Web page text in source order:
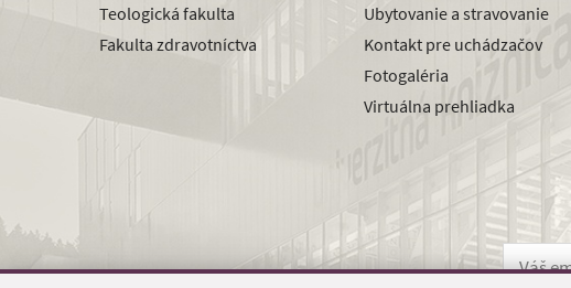
Teologická fakulta
Fakulta zdravotníctva
Ubytovanie a stravovanie
Kontakt pre uchádzačov
Fotogaléria
Virtuálna prehliadka